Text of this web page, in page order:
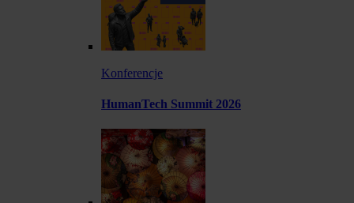
Konferencje
HumanTech Summit 2026